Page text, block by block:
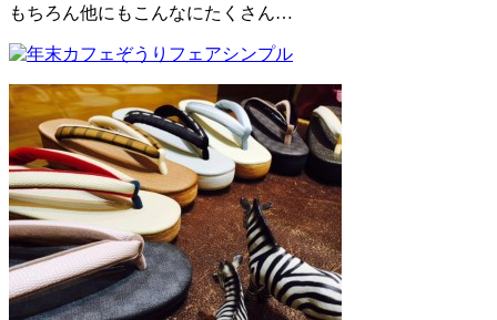
もちろん他にもこんなにたくさん…